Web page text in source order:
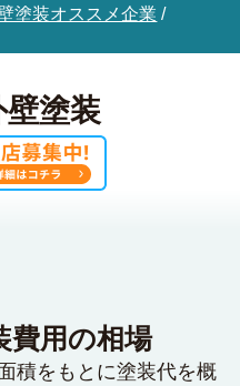
塗装オススメ企業 /
塗装
費用の相場
積をもとに塗装代を概